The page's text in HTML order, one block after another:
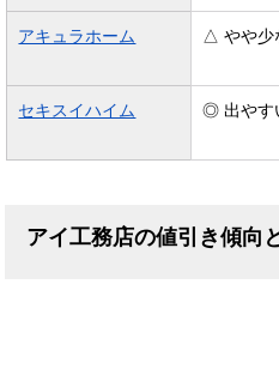
アキュラホーム △ やや少
セキスイハイム ◎ 出やす
アイ工務店の値引き傾向